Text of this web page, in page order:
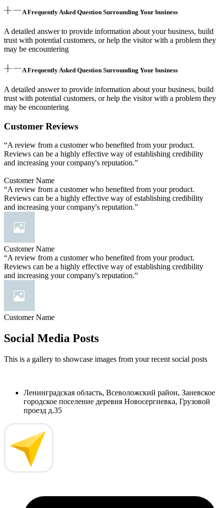
A Frequently Asked Question Surrounding Your business
A detailed answer to provide information about your business, build
trust with potential customers, or help the visitor with a problem they
may be encountering
A Frequently Asked Question Surrounding Your business
A detailed answer to provide information about your business, build
trust with potential customers, or help the visitor with a problem they
may be encountering
Customer Reviews
“A review from a customer who benefited from your product.
Reviews can be a highly effective way of establishing credibility
and increasing your company's reputation.”
Customer Name
“A review from a customer who benefited from your product.
Reviews can be a highly effective way of establishing credibility
and increasing your company's reputation.”
Customer Name
“A review from a customer who benefited from your product.
Reviews can be a highly effective way of establishing credibility
and increasing your company's reputation.”
Customer Name
Social Media Posts
This is a gallery to showcase images from your recent social posts
Ленинградская область, Всеволожский район, Заневское
городское поселение деревня Новосергиевка, Грузовой
проезд д.35